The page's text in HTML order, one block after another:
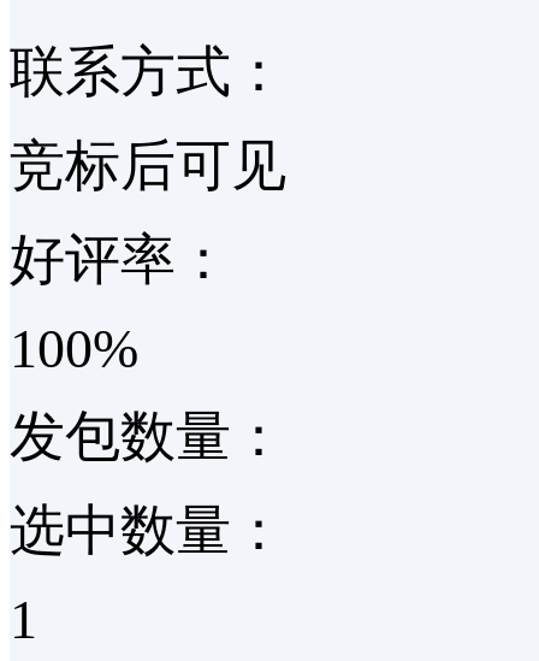
联系方式：
竞标后可见
好评率：
100%
发包数量：
选中数量：
1